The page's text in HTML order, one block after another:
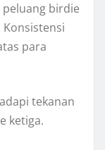
birdie
para
tekanan
ketiga.